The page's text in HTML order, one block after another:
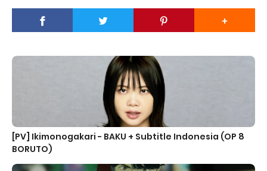
[PV] Ikimonogakari - BAKU + Subtitle Indonesia (OP 8
BORUTO)